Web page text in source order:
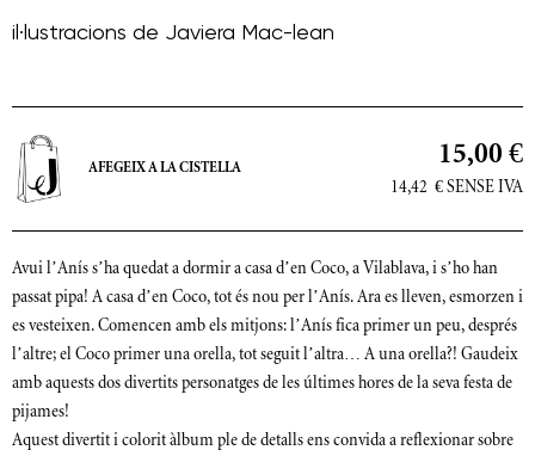
il·lustracions de Javiera Mac-lean
15,00 €
14,42 € SENSE IVA
AFEGEIX A LA CISTELLA
Avui l’Anís s’ha quedat a dormir a casa d’en Coco, a Vilablava, i s’ho han
passat pipa! A casa d’en Coco, tot és nou per l’Anís. Ara es lleven, esmorzen i
es vesteixen. Comencen amb els mitjons: l’Anís fica primer un peu, després
l’altre; el Coco primer una orella, tot seguit l’altra… A una orella?! Gaudeix
amb aquests dos divertits personatges de les últimes hores de la seva festa de
pijames!
Aquest divertit i colorit àlbum ple de detalls ens convida a reflexionar sobre